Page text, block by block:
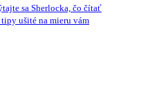
sa Sherlocka, čo čítať
ušité na mieru vám